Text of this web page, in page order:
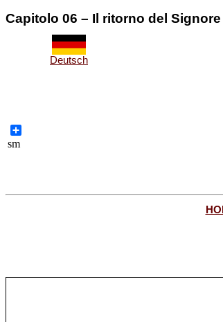
Capitolo 06 – Il ritorno del
Deutsch
Share
sm